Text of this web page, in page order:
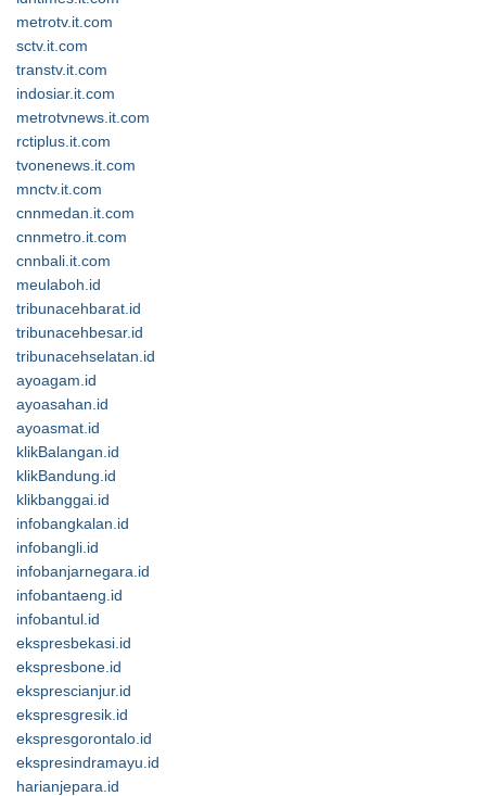
metrotv.it.com
sctv.it.com
transtv.it.com
indosiar.it.com
metrotvnews.it.com
rctiplus.it.com
tvonenews.it.com
mnctv.it.com
cnnmedan.it.com
cnnmetro.it.com
cnnbali.it.com
meulaboh.id
tribunacehbarat.id
tribunacehbesar.id
tribunacehselatan.id
ayoagam.id
ayoasahan.id
ayoasmat.id
klikBalangan.id
klikBandung.id
klikbanggai.id
infobangkalan.id
infobangli.id
infobanjarnegara.id
infobantaeng.id
infobantul.id
ekspresbekasi.id
ekspresbone.id
eksprescianjur.id
ekspresgresik.id
ekspresgorontalo.id
ekspresindramayu.id
harianjepara.id